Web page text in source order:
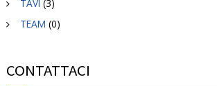
TAVI (3)
TEAM (0)
CONTATTACI